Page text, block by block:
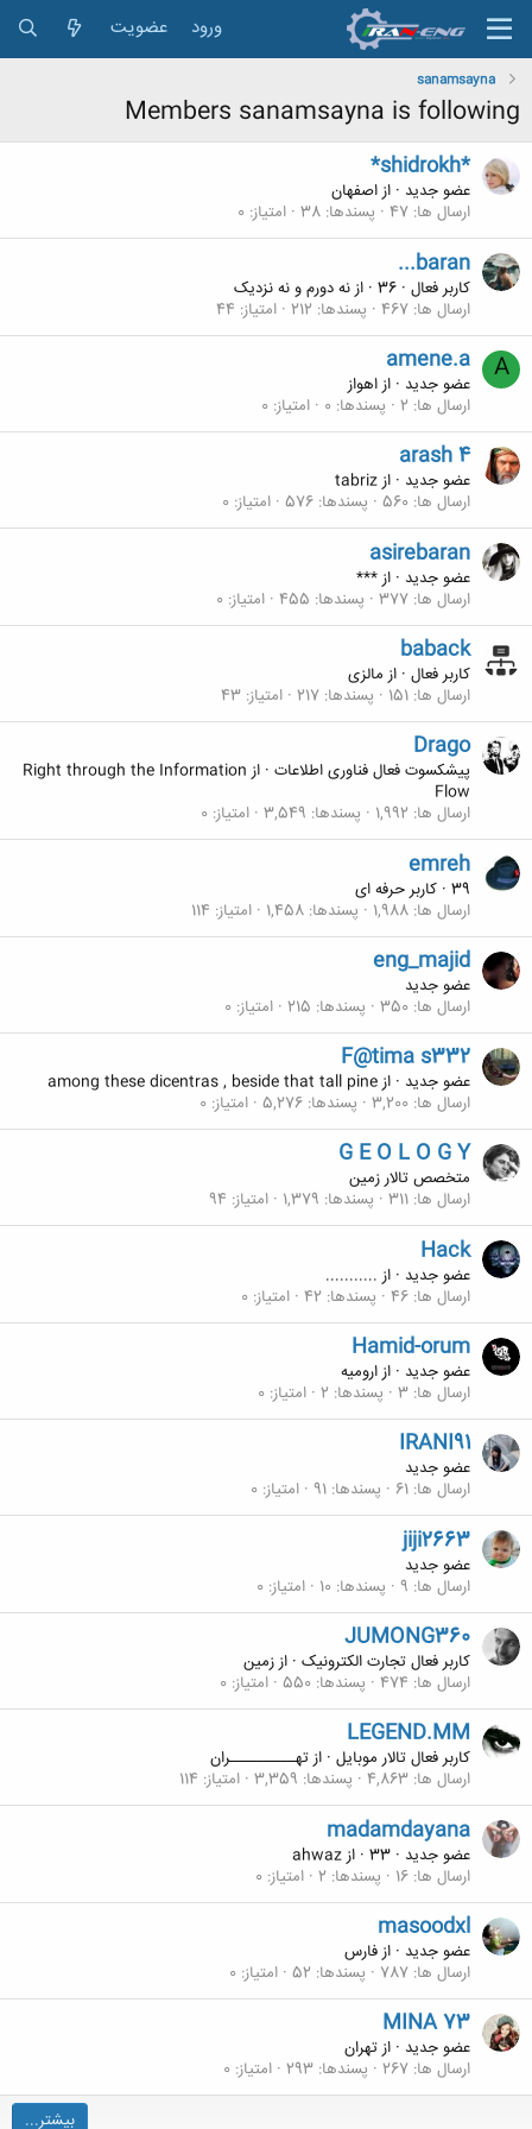
ورود عضویت
sanamsayna
Members sanamsayna is following
*shidrokh*
عضو جدید · ازاصفهان
ارسال ها 47 پسندها 38 امتیاز 0
...baran
کاربر فعال ·
· ازنه دورم و نه نزدیک
ارسال ها 467 پسندها 212 امتیاز 44
A
amene.a
عضو جدید · ازاهواز
ارسال ها 2 پسندها 0 امتیاز 0
arash 4
عضو جدید · ازtabriz
ارسال ها 560 پسندها 576 امتیاز 0
asirebaran
عضو جدید · از***
ارسال ها 377 پسندها 455 امتیاز 0
baback
کاربر فعال · از مالزی
ارسال ها 151 پسندها 217 امتیاز 43
Drago
پیشکسوت فعال فناوری اطلاعات · از Right through the Information
Flow
ارسال ها 1,992 پسندها 3,549 امتیاز 0
emreh
کاربر حرفه ای · 39
ارسال ها 1,988 پسندها 1,458 امتیاز 114
eng_majid
عضو جدید
ارسال ها 350 پسندها 215 امتیاز 0
F@tima s332
عضو جدید · ازamong these dicentras , beside that tall pine
ارسال ها 3,200 پسندها 5,276 امتیاز 0
G E O L O G Y
متخصص تالار زمین
ارسال ها 311 پسندها 1,379 امتیاز 94
Hack
عضو جدید · از ...........
ارسال ها 46 پسندها 42 امتیاز 0
Hamid-orum
عضو جدید · ازاروميه
ارسال ها 3 پسندها 2 امتیاز 0
IRANI91
عضو جدید
ارسال ها 61 پسندها 91 امتیاز 0
jiji2663
عضو جدید
ارسال ها 9 پسندها 10 امتیاز 0
JUMONG360
کاربر فعال تجارت الکترونیک · اززمین
ارسال ها 474 پسندها 550 امتیاز 0
LEGEND.MM
کاربر فعال تالار موبایل · ازتهـــــــــــران
ارسال ها 4,863 پسندها 3,359 امتیاز 114
madamdayana
عضو جدید ·
· ازahwaz
ارسال ها 16 پسندها 2 امتیاز 0
masoodxl
عضو جدید · ازفارس
ارسال ها 787 پسندها 52 امتیاز 0
MINA 73
عضو جدید · ازتهران
ارسال ها 267 پسندها 293 امتیاز 0
بیشتر...